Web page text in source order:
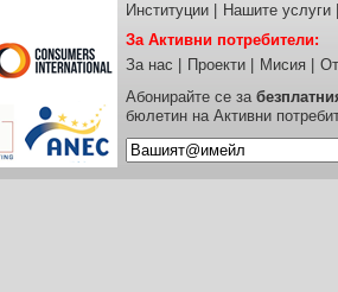
Институции
Нашите услуги
За Активни потребители:
За нас
Проекти Мисия
Абонирайте се за
бюлетин на Активни